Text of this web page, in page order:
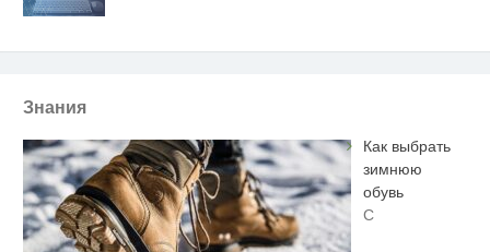
Знания
Как выбрать
зимнюю
обувь
С